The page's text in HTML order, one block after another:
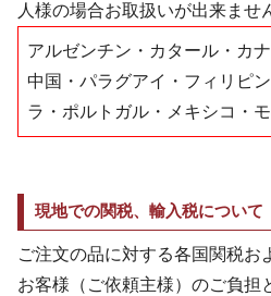
人様の場合お取扱いが出来ませ
アルゼンチン・カタール・カ
中国・パラグアイ・フィリピ
ラ・ポルトガル・メキシコ・
現地での関税、輸入税について
ご注文の品に対する各国関税お
お客様（ご依頼主様）のご負担